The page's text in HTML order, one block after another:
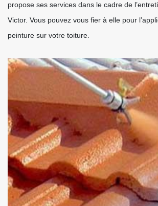
propose ses services dans le cadre de
Victor. Vous pouvez vous fier à elle pour
peinture sur votre toiture.